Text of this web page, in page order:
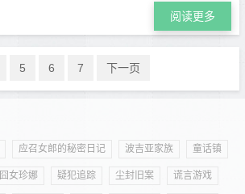
阅读更多
5 6 7 下一页
应召女郎的秘密日记 波吉亚家族 童话镇
囧女珍娜 疑犯追踪 尘封旧案 谎言游戏